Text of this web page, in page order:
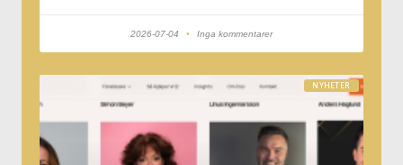
2026-07-04 Inga kommentarer
NYHETER